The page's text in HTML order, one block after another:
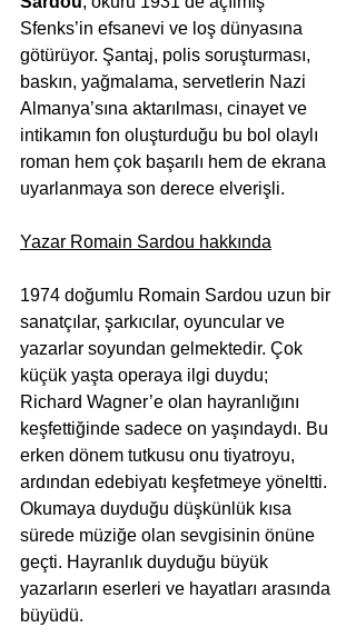
Sfenks’in efsanevi ve loş dünyasına
götürüyor. Şantaj, polis soruşturması,
baskın, yağmalama, servetlerin Nazi
Almanya’sına aktarılması, cinayet ve
intikamın fon oluşturduğu bu bol olaylı
roman hem çok başarılı hem de ekrana
uyarlanmaya son derece elverişli.
Yazar Romain Sardou hakkında
1974 doğumlu Romain Sardou uzun bir
sanatçılar, şarkıcılar, oyuncular ve
yazarlar soyundan gelmektedir. Çok
küçük yaşta operaya ilgi duydu;
Richard Wagner’e olan hayranlığını
keşfettiğinde sadece on yaşındaydı. Bu
erken dönem tutkusu onu tiyatroyu,
ardından edebiyatı keşfetmeye yöneltti.
Okumaya duyduğu düşkünlük kısa
sürede müziğe olan sevgisinin önüne
geçti. Hayranlık duyduğu büyük
yazarların eserleri ve hayatları arasında
büyüdü.